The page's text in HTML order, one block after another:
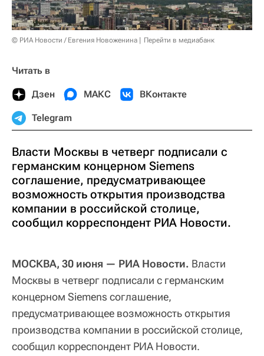
© РИА Новости / Евгения Новоженина Перейти в медиабанк
Читать в
Дзен МАКС ВКонтакте
Telegram
Власти Москвы в четверг подписали с
германским концерном Siemens
соглашение, предусматривающее
возможность открытия производства
компании в российской столице,
сообщил корреспондент РИА Новости.
МОСКВА, 30 июня — РИА Новости. Власти
Москвы в четверг подписали с германским
концерном Siemens соглашение,
предусматривающее возможность открытия
производства компании в российской столице,
сообщил корреспондент РИА Новости.